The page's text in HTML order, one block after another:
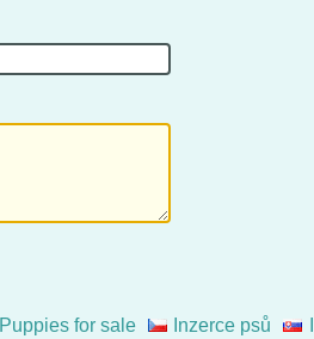
Puppies for sale Inzerce psů